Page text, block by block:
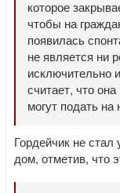
которое
чтобы на
появилась
не является ни
исключительно
считает, что
могут подать на
Гордейчик не стал
дом, отметив, что